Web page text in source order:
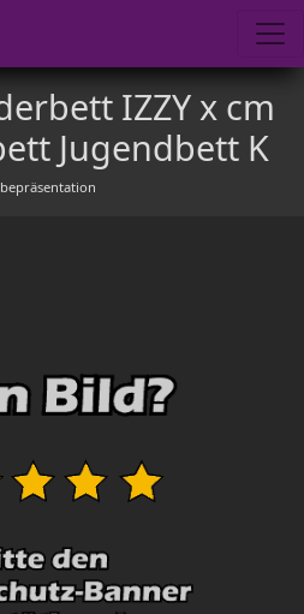
IZZY x cm
Jugendbett K